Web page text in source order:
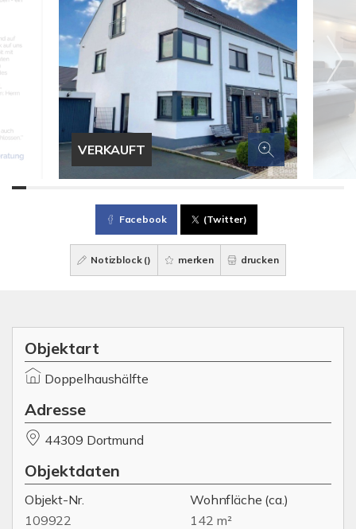
VERKAUFT
Facebook (Twitter)
Notizblock () merken drucken
Objektart
Doppelhaushälfte
Adresse
44309 Dortmund
Objektdaten
Objekt-Nr.
109922
Wohnfläche (ca.)
142 m²